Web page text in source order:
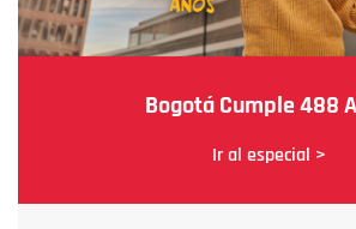
Bogotá Cumple 488
Ir al especial >